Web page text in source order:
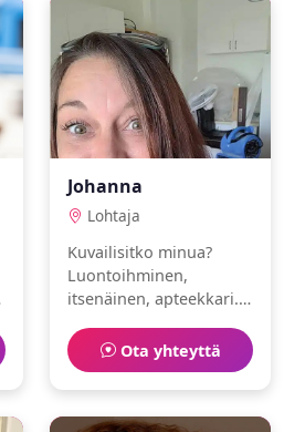
Johanna
Lohtaja
Kuvailisitko minua?
Luontoihminen,
itsenäinen, apteekkari.
Ota yhteyttä